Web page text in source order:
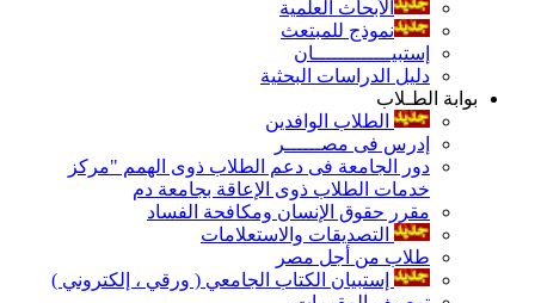
الأبحاث العلمية
نموذج للمبتعث
إستبيـــــــــــــان
دليل الدراسات البحثية
بوابة الطـلاب
الطلاب الوافدين
إدرس فى مصــــــر
دور الجامعة فى دعم الطلاب ذوى الهمم "مركز
خدمات الطلاب ذوى الإعاقة بجامعة دم
مقرر حقوق الإنسان ومكافحة الفساد
التصديقات والاستعلامات
طلاب من أجل مصر
إستبيان الكتاب الجامعي ( ورقي ، إلكتروني )